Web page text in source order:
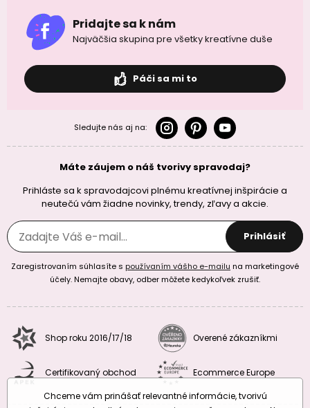
Pridajte sa k nám
Najväčšia skupina pre všetky kreatívne duše
Páči sa mi to
Sledujte nás aj na:
Máte záujem o náš tvorivy spravodaj?
Prihláste sa k spravodajcovi plnému kreatívnej inšpirácie a
neutečú vám žiadne novinky, trendy, zľavy a akcie.
Prihlásiť
Zaregistrovaním súhlasíte s používaním vášho e-mailu na marketingové
účely. Nemajte obavy, odber môžete kedykoľvek zrušiť.
Shop roku 2016/17/18 Overené zákazníkmi
Certifikovaný obchod
Ecommerce Europe
Chceme vám prinášať relevantné informácie, tvorivú